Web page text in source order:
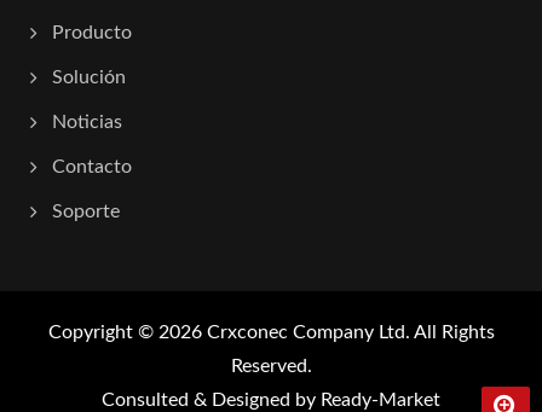
Producto
Solución
Noticias
Contacto
Soporte
Copyright © 2026 Crxconec Company Ltd. All Rights
Reserved.
Consulted & Designed by Ready-Market